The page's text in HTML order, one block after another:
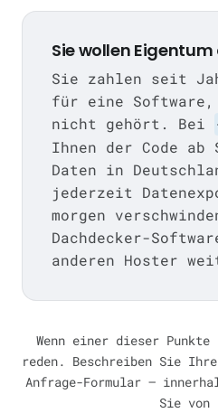
Sie wollen
Sie zahlen seit
für eine
nicht gehört. Bei
Ihnen der Code
Daten in
jederzeit
morgen
Dachdecker-
anderen Hoster
Wenn einer dieser
reden. Beschreiben Sie
Anfrage-Formular —
Sie von